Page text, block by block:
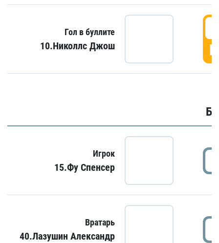
Гол в буллите
10.Николлс Джош
Игрок
15.Фу Спенсер
Вратарь
40.Лазушин Александр